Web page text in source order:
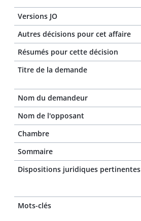
Versions JO
Autres décisions pour cet affaire
Résumés pour cette décision
Titre de la demande
Nom du demandeur
Nom de l'opposant
Chambre
Sommaire
Dispositions juridiques pertinentes
Mots-clés